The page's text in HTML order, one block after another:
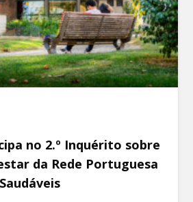
no 2.º Inquérito sobre
da Rede Portuguesa